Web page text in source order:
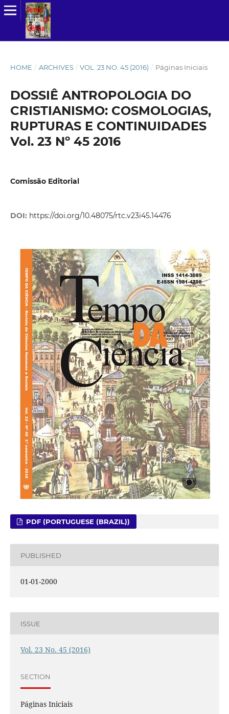
HOME / ARCHIVES / VOL. 23 NO. 45 (2016) / Páginas Iniciais
DOSSIÊ ANTROPOLOGIA DO
CRISTIANISMO: COSMOLOGIAS,
RUPTURAS E CONTINUIDADES
Vol. 23 Nº 45 2016
Comissão Editorial
DOI: https://doi.org/10.48075/rtc.v23i45.14476
PDF (PORTUGUESE (BRAZIL))
PUBLISHED
01-01-2000
ISSUE
Vol. 23 No. 45 (2016)
SECTION
Páginas Iniciais